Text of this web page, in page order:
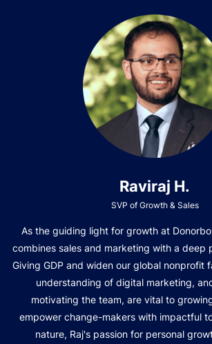
Raviraj H.
SVP of Growth & Sales
As the guiding light for growth at
combines sales and marketing with a deep
Giving GDP and widen our global nonprofit
understanding of digital marketing,
motivating the team, are vital to
empower change-makers with impactful
nature, Raj's passion for personal